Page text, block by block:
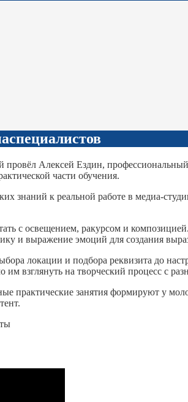
Алексей Ездин,
части обучения.
знаний к реальной работе в медиа-
с освещением, ракурсом и
и выражение эмоций для создания
локации и подбора реквизита до
взглянуть на творческий процесс с
практические занятия формируют у